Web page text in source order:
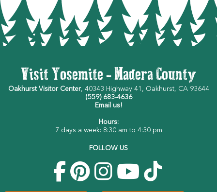
Visit Yosemite - Madera County
Oakhurst Visitor Center, 40343 Highway 41, Oakhurst, CA 93644
(559) 683-4636
Email us!
Hours:
7 days a week: 8:30 am to 4:30 pm
FOLLOW US